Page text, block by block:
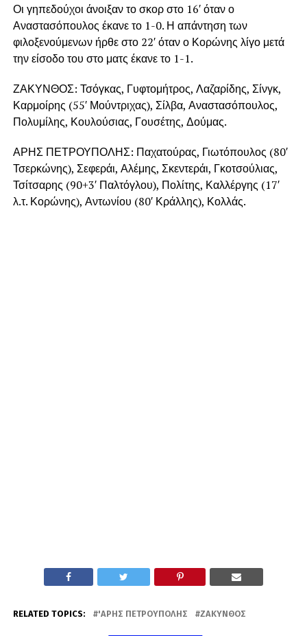
Οι γηπεδούχοι άνοιξαν το σκορ στο 16′ όταν ο
Αναστασόπουλος έκανε το 1-0. Η απάντηση των
φιλοξενούμενων ήρθε στο 22′ όταν ο Κορώνης λίγο μετά
την είσοδο του στο ματς έκανε το 1-1.
ΖΑΚΥΝΘΟΣ: Τσόγκας, Γυφτομήτρος, Λαζαρίδης, Σίνγκ,
Καρμοίρης (55′ Μούντριχας), Σίλβα, Αναστασόπουλος,
Πολυμίλης, Κουλούσιας, Γουσέτης, Δούμας.
ΑΡΗΣ ΠΕΤΡΟΥΠΟΛΗΣ: Παχατούρας, Γιωτόπουλος (80′
Τσερκώνης), Σεφεράι, Αλέμης, Σκεντεράι, Γκοτσούλιας,
Τσίτσαρης (90+3′ Παλτόγλου), Πολίτης, Καλλέργης (17′
λ.τ. Κορώνης), Αντωνίου (80′ Κράλλης), Κολλάς.
RELATED TOPICS: 'ΑΡΗΣ ΠΕΤΡΟΎΠΟΛΗΣ ΖΆΚΥΝΘΟΣ